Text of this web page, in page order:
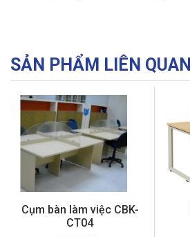
SẢN PHẨM LIÊN QUAN
Cụm bàn làm việc CBK-
CT04